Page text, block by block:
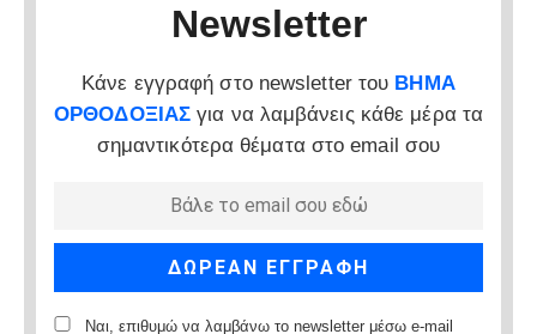
Newsletter
Κάνε εγγραφή στο newsletter του ΒΗΜΑ
ΟΡΘΟΔΟΞΙΑΣ για να λαμβάνεις κάθε μέρα τα
σημαντικότερα θέματα στο email σου
Ναι, επιθυμώ να λαμβάνω το newsletter μέσω e-mail